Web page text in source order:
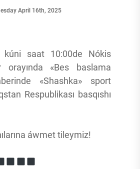
April 16th, 2025
kúni saat 10:00de Nókis
orayında «Bes baslama
«Shashka» sport
Respublikası basqıshı
áwmet tileymiz!